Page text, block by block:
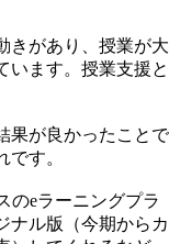
きがあり、授業が大
います。授業支援と
果が良かったことで
す。
のeラーニングプラ
ナル版（今期からカ